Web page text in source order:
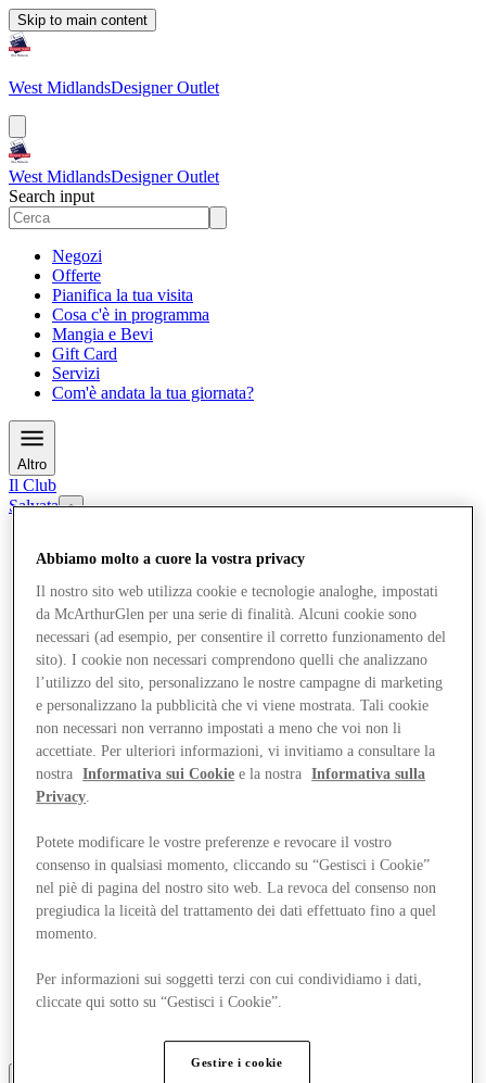
Skip to main content
West MidlandsDesigner Outlet
West MidlandsDesigner Outlet
Search input
Negozi
Offerte
Pianifica la tua visita
Cosa c'è in programma
Mangia e Bevi
Gift Card
Servizi
Com'è andata la tua giornata?
Altro
Il Club
Salvata
Negozi
Pianifica la tua visita
Cosa c'è in programma
Mangia e Bevi
Gift Card
Servizi
Com'è andata la tua giornata?
Altro
Abbiamo molto a cuore la vostra privacy
Il nostro sito web utilizza cookie e tecnologie analoghe, impostati
da McArthurGlen per una serie di finalità. Alcuni cookie sono
necessari (ad esempio, per consentire il corretto funzionamento del
sito). I cookie non necessari comprendono quelli che analizzano
l’utilizzo del sito, personalizzano le nostre campagne di marketing
e personalizzano la pubblicità che vi viene mostrata. Tali cookie
non necessari non verranno impostati a meno che voi non li
accettiate. Per ulteriori informazioni, vi invitiamo a consultare la
nostra
Informativa sui Cookie e la nostra
Informativa sulla
Privacy.
Potete modificare le vostre preferenze e revocare il vostro
consenso in qualsiasi momento, cliccando su “Gestisci i Cookie”
nel piè di pagina del nostro sito web. La revoca del consenso non
pregiudica la liceità del trattamento dei dati effettuato fino a quel
momento.
Per informazioni sui soggetti terzi con cui condividiamo i dati,
cliccate qui sotto su “Gestisci i Cookie”.
Gestire i cookie